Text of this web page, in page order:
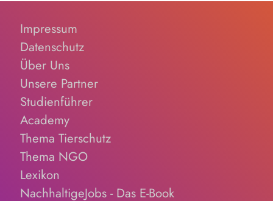
Impressum
Datenschutz
Über Uns
Unsere Partner
Studienführer
Academy
Thema Tierschutz
Thema NGO
Lexikon
NachhaltigeJobs - Das E-Book